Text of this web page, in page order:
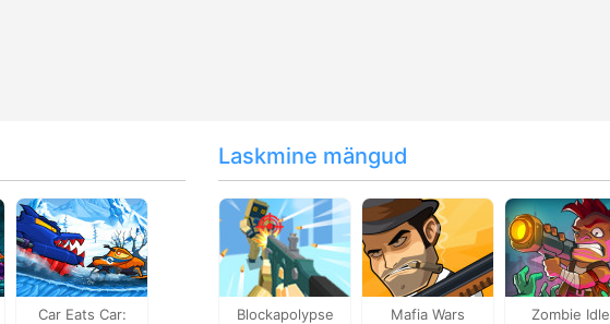
Car Eats Car:
Laskmine mängud
Blockapolypse
Mafia Wars
Zombie Idle